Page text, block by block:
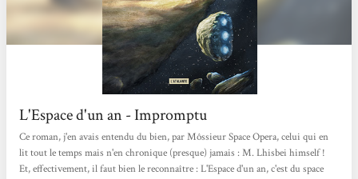
L'Espace d'un an - Impromptu
Ce roman, j'en avais entendu du bien, par Môssieur Space Opera, celui qui en
lit tout le temps mais n'en chronique (presque) jamais : M. Lhisbei himself !
Et, effectivement, il faut bien le reconnaître : L'Espace d'un an, c'est du space